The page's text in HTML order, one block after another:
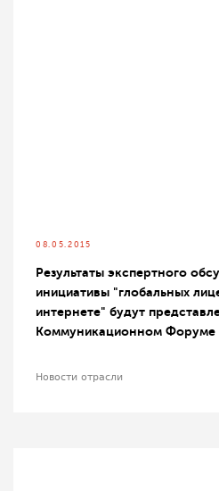
08.05.2015
Результаты экспертного
инициативы "глобальных
интернете" будут
Коммуникационном
Новости отрасли